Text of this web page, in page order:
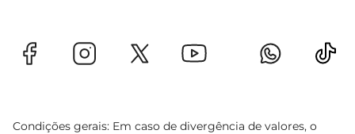
Condições gerais: Em caso de divergência de valores, o